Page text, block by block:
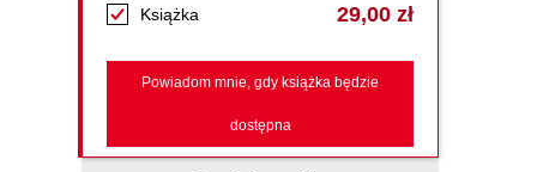
Książka 29,00 zł
Powiadom mnie, gdy książka będzie
dostępna